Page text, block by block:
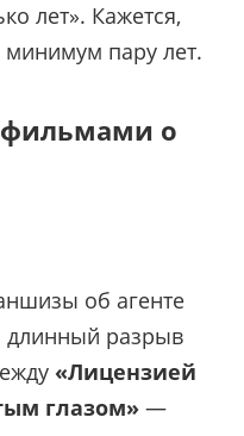
лет». Кажется,
минимум пару лет.
о
об агенте
разрыв
«Лицензией
глазом» —